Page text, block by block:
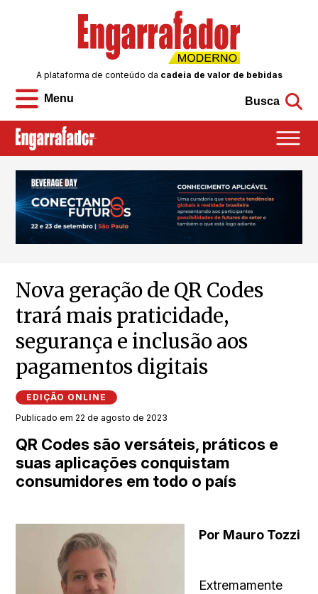
Menu
A plataforma de conteúdo da cadeia de valor de bebidas
Busca
Nova geração de QR Codes
trará mais praticidade,
segurança e inclusão aos
pagamentos digitais
EDIÇÃO ONLINE
Publicado em 22 de agosto de 2023
QR Codes são versáteis, práticos e
suas aplicações conquistam
consumidores em todo o país
Por Mauro Tozzi
Extremamente